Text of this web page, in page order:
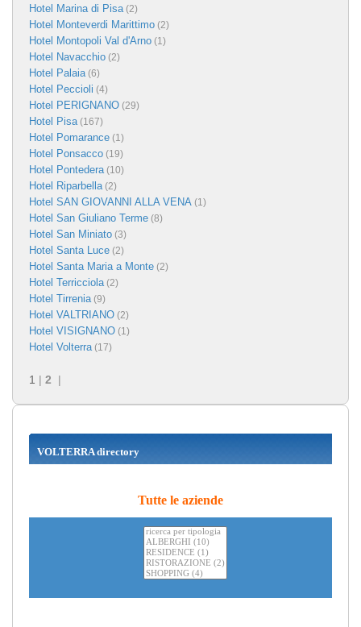
Hotel Marina di Pisa(2)
Hotel Monteverdi Marittimo (2)
Hotel Montopoli Val d'Arno (1)
Hotel Navacchio (2)
Hotel Palaia(6)
Hotel Peccioli (4)
Hotel PERIGNANO (29)
Hotel Pisa(167)
Hotel Pomarance (1)
Hotel Ponsacco (19)
Hotel Pontedera(10)
Hotel Riparbella(2)
Hotel SAN GIOVANNI ALLA VENA (1)
Hotel San Giuliano Terme (8)
Hotel San Miniato (3)
Hotel Santa Luce (2)
Hotel Santa Maria a Monte (2)
Hotel Terricciola(2)
Hotel Tirrenia(9)
Hotel VALTRIANO (2)
Hotel VISIGNANO (1)
Hotel Volterra(17)
1 | 2 |
VOLTERRA directory
Tutte le aziende